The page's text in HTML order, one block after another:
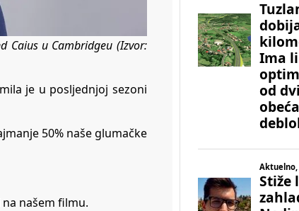
Caius u Cambridgeu (Izvor:
je u posljednjoj sezoni
50% naše glumačke
našem filmu.